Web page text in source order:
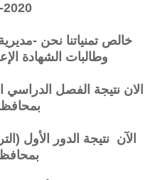
2020-2021..
خالص تمنياتنا نحن -
وطالبات الشهادة
الآن نتيجة الدور الأول